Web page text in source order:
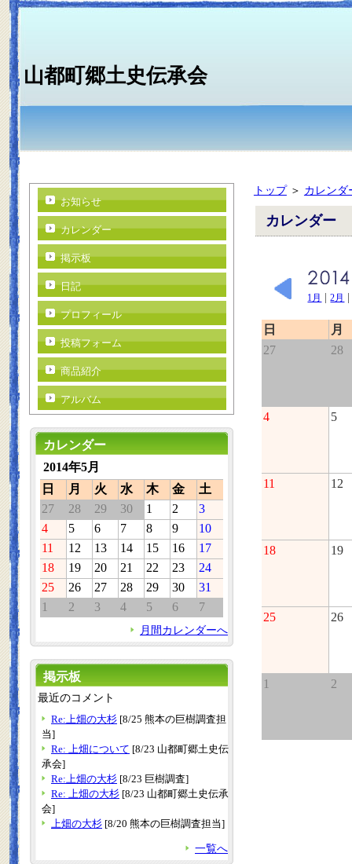
山都町郷土史伝承会
トップ＞ カレンダ
カレンダー
1月 |2月
日
月
27
28
4 5
11 12
18 19
25 26
1 2
お知らせ
カレンダー
掲示板
日記
プロフィール
投稿フォーム
商品紹介
アルバム
カレンダー
2014年5月
日
月 火 水 木 金
土
27
28 29 30 1 2
3
4
5 6 7 8 9
10
11
12 13 14 15 16
17
18
19 20 21 22 23
24
25
26 27 28 29 30
31
1
2 3 4 5 6 7
月間カレンダーへ
掲示板
最近のコメント
Re:上畑の大杉 [8/25 熊本の巨樹調査担
当]
Re: 上畑について [8/23 山都町郷土史伝
承会]
Re:上畑の大杉 [8/23 巨樹調査]
Re: 上畑の大杉 [8/23 山都町郷土史伝承
会]
上畑の大杉 [8/20 熊本の巨樹調査担当]
一覧へ